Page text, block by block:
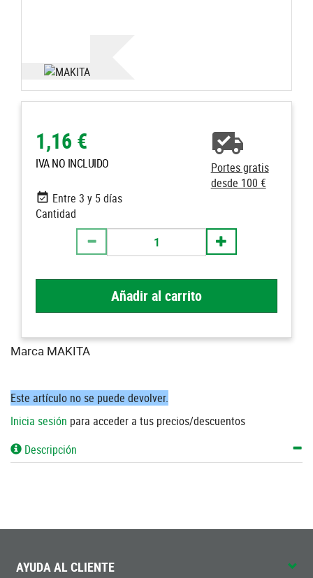
1,16 €
IVA NO INCLUIDO
Portes gratis
desde 100 €
Entre 3 y 5 días
Cantidad
Añadir al carrito
Marca MAKITA
Este artículo no se puede devolver.
Inicia sesión para acceder a tus precios/descuentos
Descripción
AYUDA AL CLIENTE